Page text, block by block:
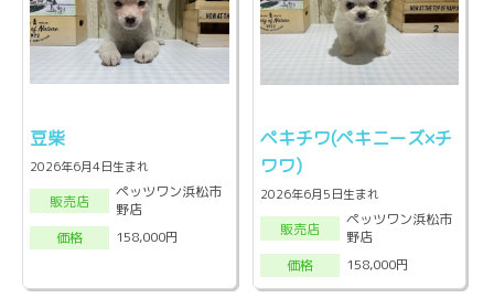
豆柴
2026年6月4日生まれ
販売店
ペッツワン浜松市
野店
価格
158,000円
ペキチワ(ペキニーズ×チ
ワワ)
2026年6月5日生まれ
販売店
ペッツワン浜松市
野店
価格
158,000円